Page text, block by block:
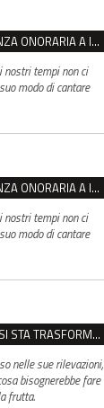
VENTASSO, SÌ ALLA CITTADINANZA ONORARIA A IVA ZANICCHI. MA BARGIACCHI: “È DI PESSIMO GUSTO”
nostri tempi non ci
modo di cantare
VENTASSO, SÌ ALLA CITTADINANZA ONORARIA A IVA ZANICCHI. MA BARGIACCHI: “È DI PESSIMO GUSTO”
nostri tempi non ci
modo di cantare
IL CENTRO STORICO DI REGGIO SI STA TRASFORMANDO, E NON IN MEGLIO
nelle sue rilevazioni,
bisognerebbe fare
frutta.